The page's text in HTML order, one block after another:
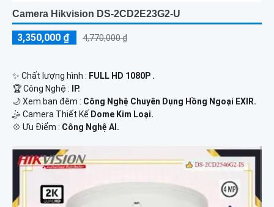
Camera Hikvision DS-2CD2E23G2-U
3,350,000 ₫ 4,770,000 ₫
✨ Chất lượng hình : FULL HD 1080P .
🏆 Công Nghệ :
IP.
🌙 Xem ban đêm : Công Nghệ Chuyên Dụng Hồng Ngoại EXIR.
🤹 Camera Thiết Kế Dome Kim Loại.
️💠 Ưu Điểm : Công Nghệ AI.